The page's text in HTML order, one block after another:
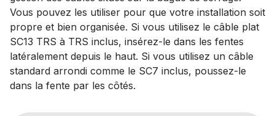
Vous pouvez les utiliser pour que votre installation soit
propre et bien organisée. Si vous utilisez le câble plat
SC13 TRS à TRS inclus, insérez-le dans les fentes
latéralement depuis le haut. Si vous utilisez un câble
standard arrondi comme le SC7 inclus, poussez-le
dans la fente par les côtés.